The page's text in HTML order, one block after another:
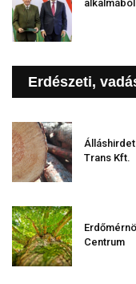
alkalmából
Erdészeti,
Trans Kft.
Centrum